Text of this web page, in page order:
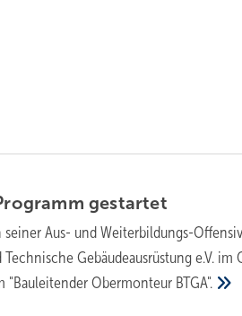
gestartet
seiner Aus- und Weiterbildungs-
Gebäudeausrüstung e.V. im
"Bauleitender Obermonteur BTGA".